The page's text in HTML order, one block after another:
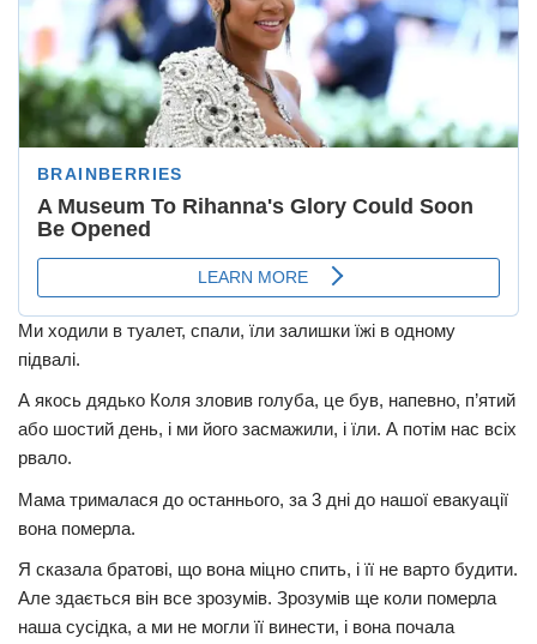
Ми ходили в туалет, спали, їли залишки їжі в одному
підвалі.
А якось дядько Коля зловив голуба, це був, напевно, п’ятий
або шостий день, і ми його засмажили, і їли. А потім нас всіх
рвало.
Мама трималася до останнього, за 3 дні до нашої евакуації
вона померла.
Я сказала братові, що вона міцно спить, і її не варто будити.
Але здається він все зрозумів. Зрозумів ще коли померла
наша сусідка, а ми не могли її винести, і вона почала